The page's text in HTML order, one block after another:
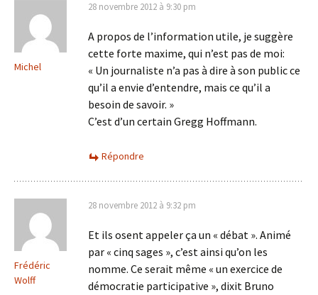
Michel
28 novembre 2012 à 9:30 pm
A propos de l’information utile, je suggère
cette forte maxime, qui n’est pas de moi:
« Un journaliste n’a pas à dire à son public ce
qu’il a envie d’entendre, mais ce qu’il a
besoin de savoir. »
C’est d’un certain Gregg Hoffmann.
Répondre
Frédéric
Wolff
28 novembre 2012 à 9:32 pm
Et ils osent appeler ça un « débat ». Animé
par « cinq sages », c’est ainsi qu’on les
nomme. Ce serait même « un exercice de
démocratie participative », dixit Bruno